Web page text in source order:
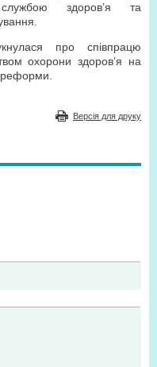
здоров’я та
про співпрацю
охорони здоров’я на
реформи.
Версія для друку